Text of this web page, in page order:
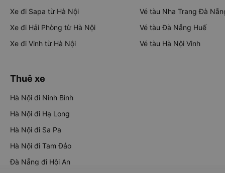
Xe đi Sapa từ Hà Nội
Xe đi Hải Phòng từ Hà Nội
Xe đi Vinh từ Hà Nội
Vé tàu Nha Trang Đà
Vé tàu Đà Nẵng Huế
Vé tàu Hà Nội Vinh
Thuê xe
Hà Nội đi Ninh Bình
Hà Nội đi Hạ Long
Hà Nội đi Sa Pa
Hà Nội đi Tam Đảo
Đà Nẵng đi Hội An